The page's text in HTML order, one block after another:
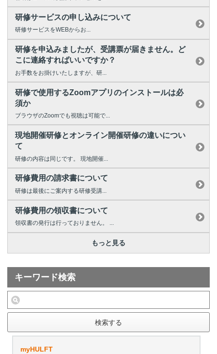
研修サービスの申し込みについて
研修サービスをWEBからお...
研修を申込みましたが、受講票が届きません。ど
こに連絡すればいいですか？
お手数をお掛けいたしますが、研...
研修で使用するZoomアプリのインストールは必
須か
ブラウザのZoomでも視聴は可能で...
現地開催研修とオンライン開催研修の違いについ
て
研修の内容は同じです。 現地開催...
研修費用の請求書について
研修は最後にご案内する研修受講...
研修費用の領収書について
領収書の発行は行っておりません。 ...
もっと見る
キーワード検索
検索する
myHULFT